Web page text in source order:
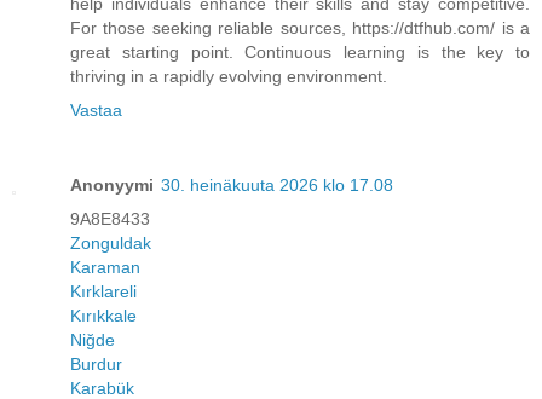
For those seeking reliable sources, https://dtfhub.com/ is a
great starting point. Continuous learning is the key to
thriving in a rapidly evolving environment.
Vastaa
Anonyymi 30. heinäkuuta 2026 klo 17.08
9A8E8433
Zonguldak
Karaman
Kırklareli
Kırıkkale
Niğde
Burdur
Karabük